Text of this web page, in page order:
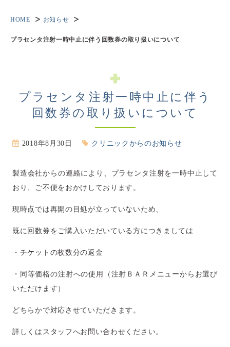
HOME お知らせ
プラセンタ注射一時中止に伴う回数券の取り扱いについて
プラセンタ注射一時中止に伴う
回数券の取り扱いについて
2018年8月30日 クリニックからのお知らせ
製造会社からの連絡により、プラセンタ注射を一時中止して
おり、ご不便をおかけしております。
現時点では再開の目処が立っていないため、
既に回数券をご購入いただいている方につきましては
・チケットの枚数分の返金
・同等価格の注射への使用（注射ＢＡＲメニューからお選び
いただけます）
どちらかで対応させていただきます。
詳しくはスタッフへお問い合わせください。